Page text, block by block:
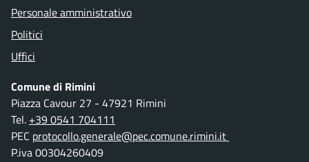
Personale amministrativo
Politici
Uffici
Comune di Rimini
Piazza Cavour 27 - 47921 Rimini
Tel. +39 0541 704111
PEC protocollo.generale@pec.comune.rimini.it
P.iva 00304260409